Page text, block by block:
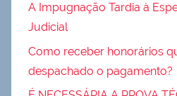
A Impugnação Tardia à
Judicial
Como receber honorários
despachado o pagamento?